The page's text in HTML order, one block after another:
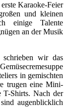
Karaoke-Feier
und kleinen
einige Talente
an der Musik
wir das
in gemischten
trugen eine Mini-
T-Shirts. Nach der
augenblicklich